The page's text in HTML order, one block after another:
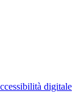
digitale